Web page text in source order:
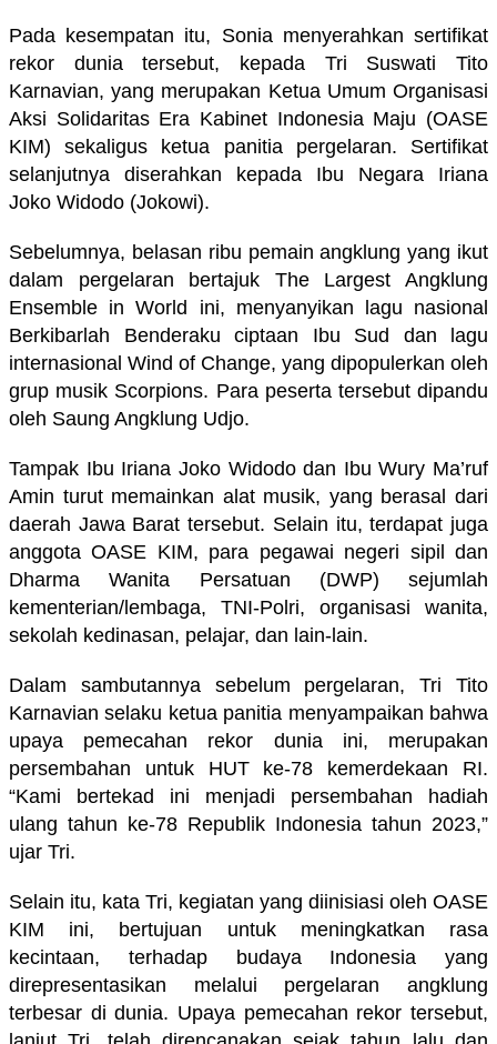
Pada kesempatan itu, Sonia menyerahkan sertifikat
rekor dunia tersebut, kepada Tri Suswati Tito
Karnavian, yang merupakan Ketua Umum Organisasi
Aksi Solidaritas Era Kabinet Indonesia Maju (OASE
KIM) sekaligus ketua panitia pergelaran. Sertifikat
selanjutnya diserahkan kepada Ibu Negara Iriana
Joko Widodo (Jokowi).
Sebelumnya, belasan ribu pemain angklung yang ikut
dalam pergelaran bertajuk The Largest Angklung
Ensemble in World ini, menyanyikan lagu nasional
Berkibarlah Benderaku ciptaan Ibu Sud dan lagu
internasional Wind of Change, yang dipopulerkan oleh
grup musik Scorpions. Para peserta tersebut dipandu
oleh Saung Angklung Udjo.
Tampak Ibu Iriana Joko Widodo dan Ibu Wury Ma’ruf
Amin turut memainkan alat musik, yang berasal dari
daerah Jawa Barat tersebut. Selain itu, terdapat juga
anggota OASE KIM, para pegawai negeri sipil dan
Dharma Wanita Persatuan (DWP) sejumlah
kementerian/lembaga, TNI-Polri, organisasi wanita,
sekolah kedinasan, pelajar, dan lain-lain.
Dalam sambutannya sebelum pergelaran, Tri Tito
Karnavian selaku ketua panitia menyampaikan bahwa
upaya pemecahan rekor dunia ini, merupakan
persembahan untuk HUT ke-78 kemerdekaan RI.
“Kami bertekad ini menjadi persembahan hadiah
ulang tahun ke-78 Republik Indonesia tahun 2023,”
ujar Tri.
Selain itu, kata Tri, kegiatan yang diinisiasi oleh OASE
KIM ini, bertujuan untuk meningkatkan rasa
kecintaan, terhadap budaya Indonesia yang
direpresentasikan melalui pergelaran angklung
terbesar di dunia. Upaya pemecahan rekor tersebut,